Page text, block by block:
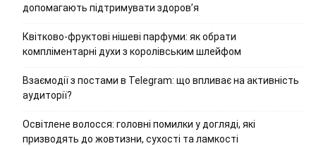
допомагають підтримувати здоров’я
Квітково-фруктові нішеві парфуми: як обрати
компліментарні духи з королівським шлейфом
Взаємодії з постами в Telegram: що впливає на активність
аудиторії?
Освітлене волосся: головні помилки у догляді, які
призводять до жовтизни, сухості та ламкості